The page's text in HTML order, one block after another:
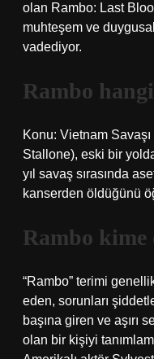
olan Rambo: Last
muhteşem ve
vadediyor.
Rambo
Konu: Vietnam
Stallone), eski bir
yıl savaş sırasında
kanserden öldüğünü
Rambo kime
“Rambo” terimi
eden, sorunları
başına giren ve aşırı
olan bir kişiyi